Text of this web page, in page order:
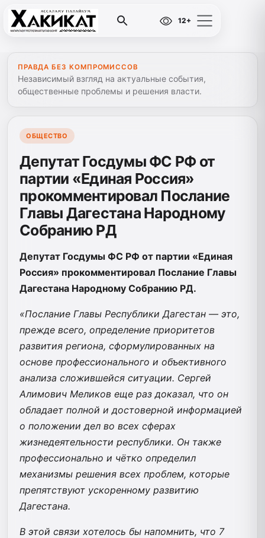
12+
ПРАВДА БЕЗ КОМПРОМИССОВ
Независимый взгляд на актуальные события,
общественные проблемы и решения власти.
ОБЩЕСТВО
Депутат Госдумы ФС РФ от
партии «Единая Россия»
прокомментировал Послание
Главы Дагестана Народному
Собранию РД
Депутат Госдумы ФС РФ от партии «Единая
Россия» прокомментировал Послание Главы
Дагестана Народному Собранию РД.
«Послание Главы Республики Дагестан — это,
прежде всего, определение приоритетов
развития региона, сформулированных на
основе профессионального и объективного
анализа сложившейся ситуации. Сергей
Алимович Меликов еще раз доказал, что он
обладает полной и достоверной информацией
о положении дел во всех сферах
жизнедеятельности республики. Он также
профессионально и чётко определил
механизмы решения всех проблем, которые
препятствуют ускоренному развитию
Дагестана.
В этой связи хотелось бы напомнить, что 7